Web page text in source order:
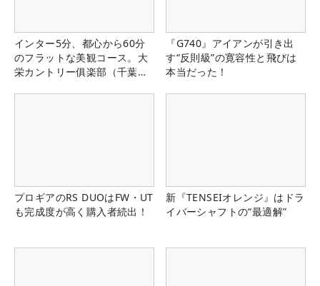
インター5分、都心から60分
のフラットな美観コース。大
栄カントリー俱楽部（千葉
『G740』アイアンが引き出
す“反則級”の寛容性と飛びは
本当だった！
プロギアのRS DUOはFW・UT
も完成度が高く購入者続出！
新『TENSEIオレンジ』はドラ
イバーシャフトの“最適解”